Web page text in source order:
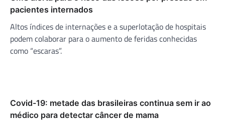
pacientes internados
Altos índices de internações e a superlotação de hospitais
podem colaborar para o aumento de feridas conhecidas
como “escaras”.
Covid-19: metade das brasileiras continua sem ir ao
médico para detectar câncer de mama